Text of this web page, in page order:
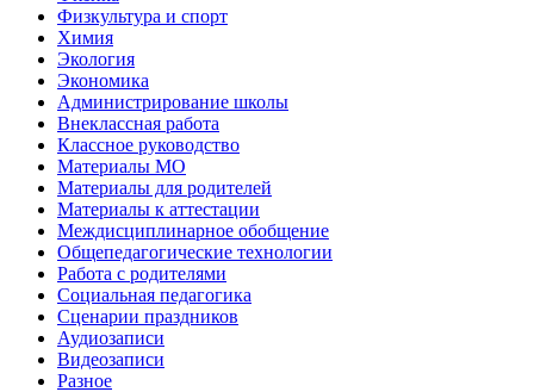
Физкультура и спорт
Химия
Экология
Экономика
Администрирование школы
Внеклассная работа
Классное руководство
Материалы МО
Материалы для родителей
Материалы к аттестации
Междисциплинарное обобщение
Общепедагогические технологии
Работа с родителями
Социальная педагогика
Сценарии праздников
Аудиозаписи
Видеозаписи
Разное